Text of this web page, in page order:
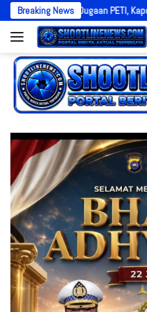
Langsung
ke
konten
Breaking News
PETI, Kapolsek Talamau